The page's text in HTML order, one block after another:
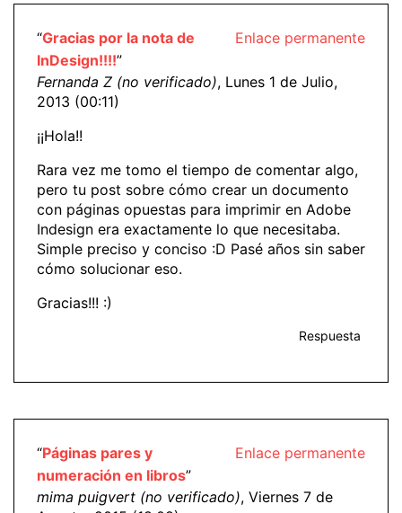
Enlace permanente
“Gracias por la nota de
InDesign!!!!”
Fernanda Z (no verificado), Lunes 1 de Julio,
2013 (00:11)
¡¡Hola!!
Rara vez me tomo el tiempo de comentar algo,
pero tu post sobre cómo crear un documento
con páginas opuestas para imprimir en Adobe
Indesign era exactamente lo que necesitaba.
Simple preciso y conciso :D Pasé años sin saber
cómo solucionar eso.
Gracias!!! :)
Respuesta
Enlace permanente
“Páginas pares y
numeración en libros”
mima puigvert (no verificado), Viernes 7 de